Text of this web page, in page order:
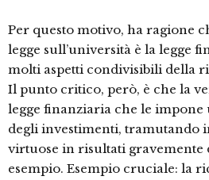
Per questo motivo, ha ragione
legge sull’università è la legge
molti aspetti condivisibili della
Il punto critico, però, è che la
legge finanziaria che le
degli investimenti, tramutando
virtuose in risultati gravemente
esempio. Esempio cruciale: la